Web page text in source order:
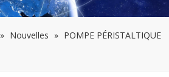
» Nouvelles » POMPE PÉRISTALTIQUE